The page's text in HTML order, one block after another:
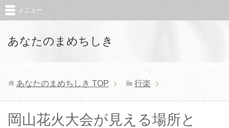
あなたのまめちしき
メニュー
あなたのまめちしき TOP 行楽
岡山花火大会が見える場所と